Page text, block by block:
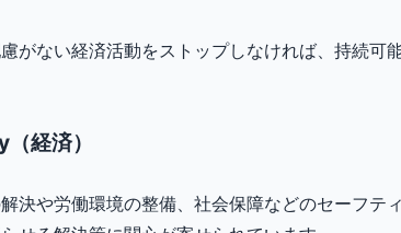
がない経済活動をストップしなければ、持続可
経済）
決や労働環境の整備、社会保障などのセーフテ